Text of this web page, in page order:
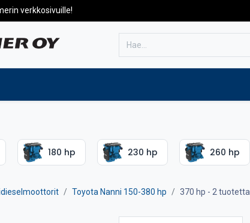
verkkosivuille!
180 hp 230 hp 260 hp
Toyota Nanni 150-380 hp 370 hp - 2 tuotetta